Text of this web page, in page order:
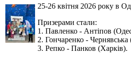
25-26 квітня 2026 року в
Призерами стали:
1. Павленко - Антіпов
2. Гончаренко - Чернявська
3. Репко - Панков (Харків).